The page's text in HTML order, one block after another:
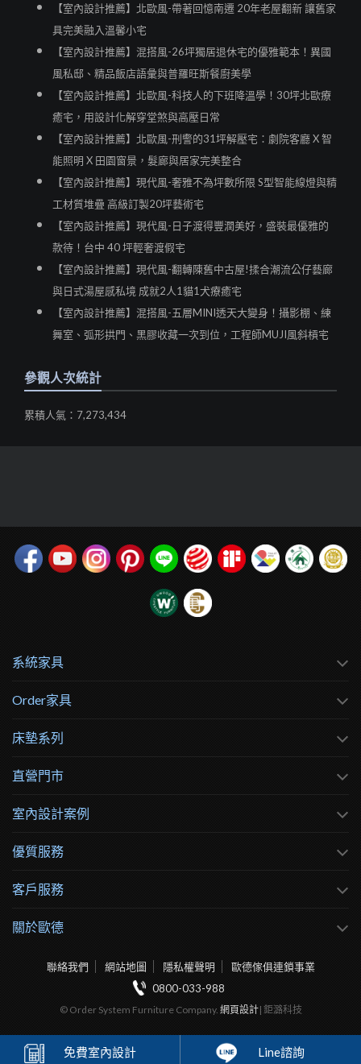
免費室內設計 Line諮詢
【室內設計推薦】北歐風-帶著回憶南遷 20年老屋翻新 讓舊家
具完美融入溫馨小宅
【室內設計推薦】混搭風-26坪獨居退休宅的優雅範本！異國
風私邸、精品飯店語彙與普羅旺斯餐廚美學
【室內設計推薦】北歐風-科技人的下班降溫學！30坪北歐療
癒宅，用設計化解穿堂煞與高壓日常
【室內設計推薦】北歐風-刑警的31坪解壓宅：劇院客廳 X 智
能照明 X 田園窗景，髮廊與居家完美整合
【室內設計推薦】現代風-奢雅不為坪數所限 S型智能線燈與精
工材質堆疊 高級訂製20坪藝術宅
【室內設計推薦】現代風-日子渡得豐潤美好，盛裝最優雅的
款待！台中 40 坪輕奢渡假宅
【室內設計推薦】現代風-翻轉陳舊中古屋!揉合潮流公仔藝廊
與日式湯屋感私境 成就2人1貓1犬療癒宅
【室內設計推薦】混搭風-五層MINI透天大變身！攝影棚、練
舞室、弧形拱門、黑膠收藏一次到位，工程師MUJI風斜槓宅
參觀人次統計
累積人氣：7,273,434
系統家具
Order家具
床墊系列
直營門市
室內設計案例
優質服務
客戶服務
關於歐德
聯絡我們 網站地圖 隱私權聲明
歐德傢俱連鎖事業
0800-033-988
© Order System Furniture Company.網頁設計| 鉅潞科技